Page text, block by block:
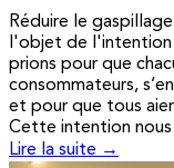
Réduire le
l'objet de l'intention
prions pour que
consommateurs,
et pour que tous
Cette intention nous
Lire la suite →